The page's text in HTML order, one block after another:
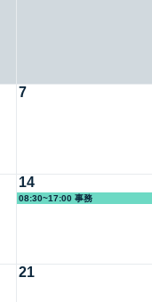
7
14
08:30~17:00 事務
21